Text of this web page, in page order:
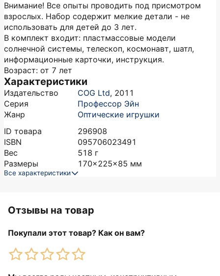
Внимание! Все опыты проводить под присмотром
взрослых. Набор содержит мелкие детали - не
использовать для детей до 3 лет.
В комплект входит: пластмассовые модели
солнечной системы, телескоп, космонавт, шатл,
информационные карточки, инструкция.
Возраст: от 7 лет
Характеристики
Издательство COG Ltd, 2011
Серия
Профессор Эйн
Жанр
Оптические игрушки
ID товара
296908
ISBN
095706023491
Вес
518 г
Размеры
170x225x85 мм
Все характеристики
Отзывы на товар
Покупали этот товар? Как он вам?